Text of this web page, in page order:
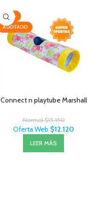
-20%
AGOTADO
Connect n playtube Marshall
Normal$15.150
Oferta Web $12.120
LEER MÁS